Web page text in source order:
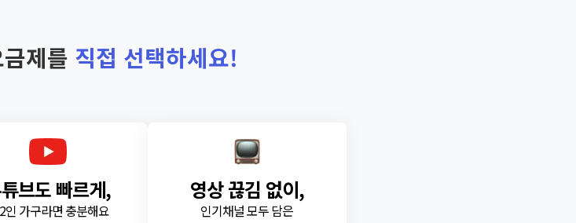
제를 직접 선택하세요!
브도 빠르게,
인 가구라면 충분해요
영상 끊김 없이,
인기채널 모두 담은